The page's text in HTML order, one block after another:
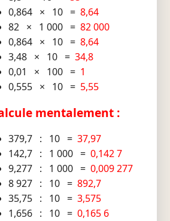
0,864 × 10 =8,64
82 × 1 000 =82 000
0,864 × 10 =8,64
3,48 × 10 =34,8
0,01 × 100 = 1
0,555 × 10 = 5,55
mentalement :
379,7 : 10 =37,97
142,7 : 1 000 =0,142 7
9,277 : 1 000 =0,009 277
8 927 : 10 =892,7
35,75 : 10 =3,575
1,656 : 10 =0,165 6